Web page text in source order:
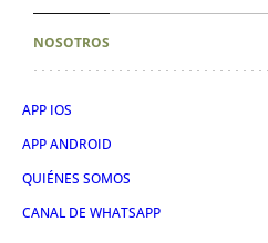
NOSOTROS
APP IOS
APP ANDROID
QUIÉNES SOMOS
CANAL DE WHATSAPP